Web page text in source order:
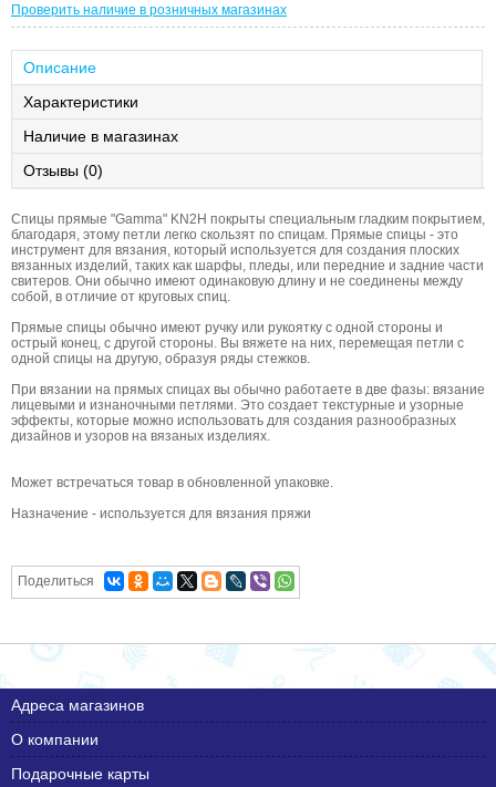
Проверить наличие в розничных магазинах
Описание
Характеристики
Наличие в магазинах
Отзывы (0)
Спицы прямые "Gamma" KN2H покрыты специальным гладким покрытием,
благодаря, этому петли легко скользят по спицам. Прямые спицы - это
инструмент для вязания, который используется для создания плоских
вязанных изделий, таких как шарфы, пледы, или передние и задние части
свитеров. Они обычно имеют одинаковую длину и не соединены между
собой, в отличие от круговых спиц.
Прямые спицы обычно имеют ручку или рукоятку с одной стороны и
острый конец, с другой стороны. Вы вяжете на них, перемещая петли с
одной спицы на другую, образуя ряды стежков.
При вязании на прямых спицах вы обычно работаете в две фазы: вязание
лицевыми и изнаночными петлями. Это создает текстурные и узорные
эффекты, которые можно использовать для создания разнообразных
дизайнов и узоров на вязаных изделиях.
Может встречаться товар в обновленной упаковке.
Назначение - используется для вязания пряжи
Поделиться
Адреса магазинов
О компании
Подарочные карты